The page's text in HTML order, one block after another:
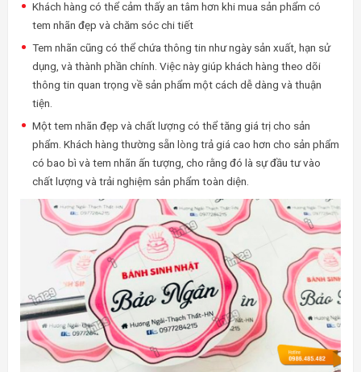
Khách hàng có thể cảm thấy an tâm hơn khi mua sản phẩm có
tem nhãn đẹp và chăm sóc chi tiết
Tem nhãn cũng có thể chứa thông tin như ngày sản xuất, hạn sử
dụng, và thành phần chính. Việc này giúp khách hàng theo dõi
thông tin quan trọng về sản phẩm một cách dễ dàng và thuận
tiện.
Một tem nhãn đẹp và chất lượng có thể tăng giá trị cho sản
phẩm. Khách hàng thường sẵn lòng trả giá cao hơn cho sản phẩm
có bao bì và tem nhãn ấn tượng, cho rằng đó là sự đầu tư vào
chất lượng và trải nghiệm sản phẩm toàn diện.